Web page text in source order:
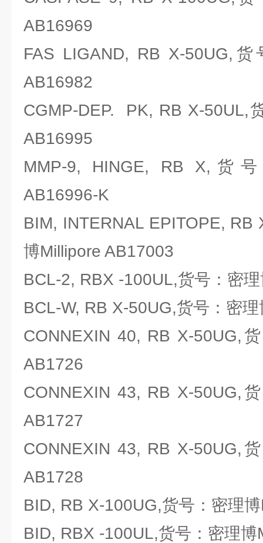
AB16969
FAS LIGAND, RB X-50UG,
AB16982
CGMP-DEP. PK, RB X-50UL,
AB16995
MMP-9, HINGE, RB X,货
AB16996-K
BIM, INTERNAL EPITOPE, RB
博Millipore AB17003
BCL-2, RBX -100UL,货号：密
BCL-W, RB X-50UG,货号：密
CONNEXIN 40, RB X-50UG,
AB1726
CONNEXIN 43, RB X-50UG,
AB1727
CONNEXIN 43, RB X-50UG,
AB1728
BID, RB X-100UG,货号：密理
BID, RBX -100UL,货号：密理